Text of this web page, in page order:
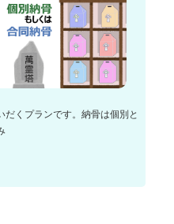
くプランです。納骨は個別と